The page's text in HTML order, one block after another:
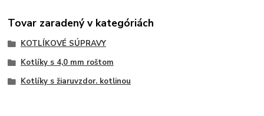
Tovar zaradený v kategóriách
KOTLÍKOVÉ SÚPRAVY
Kotlíky s 4,0 mm roštom
Kotlíky s žiaruvzdor. kotlinou